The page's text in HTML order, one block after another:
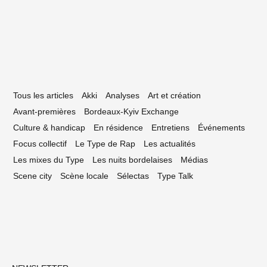
Tous les articles Akki Analyses
Art et création
Avant-premières
Bordeaux-Kyiv Exchange
Culture & handicap
En résidence Entretiens
Événements
Focus collectif
Le Type de Rap
Les actualités
Les mixes du Type
Les nuits bordelaises
Médias
Scene city
Scène locale Sélectas Type Talk